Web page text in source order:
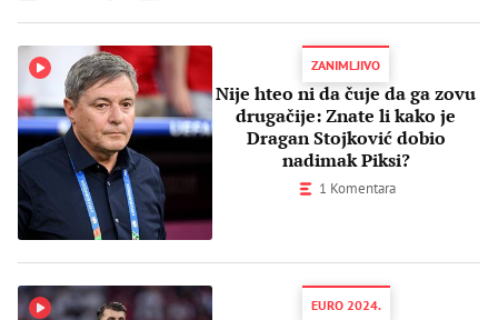
ZANIMLJIVO
Nije hteo ni da čuje da ga zovu
drugačije: Znate li kako je
Dragan Stojković dobio
nadimak Piksi?
1 Komentara
EURO 2024.